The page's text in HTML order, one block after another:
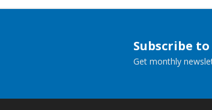
Subscribe
Get monthly